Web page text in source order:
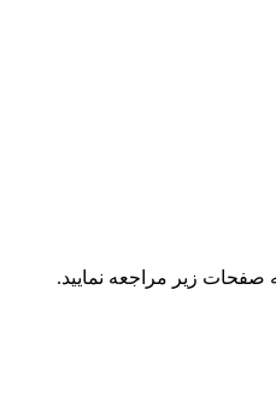
زیر مراجعه نمایید.